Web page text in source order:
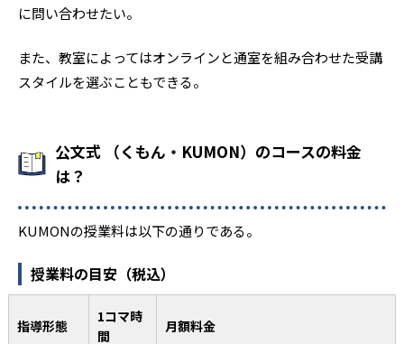
に問い合わせたい。
また、教室によってはオンラインと通室を組み合わせた受講
スタイルを選ぶこともできる。
公文式 （くもん・KUMON）のコースの料金
は？
KUMONの授業料は以下の通りである。
授業料の目安（税込）
指導形態
1コマ時
間
月額料金